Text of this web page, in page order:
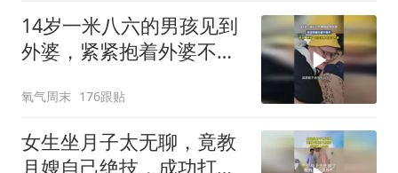
14岁一米八六的男孩见到
外婆，紧紧抱着外婆不撒
瘦否定了所有
氧气周末 176跟贴
女生坐月子太无聊，竟教
月嫂自己绝技，成功打入